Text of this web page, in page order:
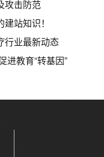
攻击防范
站知识！
行业最新动态
进教育“转基因”